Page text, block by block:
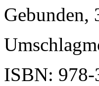
Gebunden,
ISBN: